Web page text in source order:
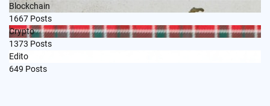
Blockchain
1667 Posts
Crypto
1373 Posts
Edito
649 Posts